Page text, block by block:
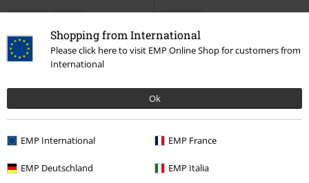
Shopping from International
Please click here to visit EMP Online Shop for customers from
International
Ok
EMP International EMP France
EMP Deutschland EMP Italia
Exclusivo
Nuevo
Desde24,99 €
Desde
19,99 €
Death Eaters
Harry Potter
Exclusivo
PVPR Desde
Desde32,99 €